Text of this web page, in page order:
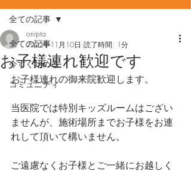
全ての記事
今すぐ始める
コミュニティ
全ての記事
お子様連れ歓迎です
onipta
2022年11月10日 読了時間: 1分
お子様連れの御来院歓迎します。
当医院では特別キッズルームはござい
ませんが、施術場所までお子様をお連
れして頂いて構いません。
ご遠慮なくお子様とご一緒にお越しく